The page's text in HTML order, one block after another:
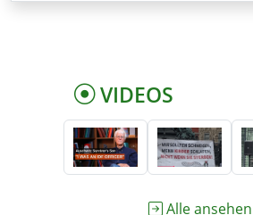
VIDEOS
Alle ansehen